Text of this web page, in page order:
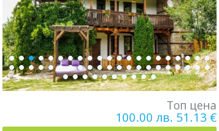
Топ цена
100.00 лв. 51.13 €